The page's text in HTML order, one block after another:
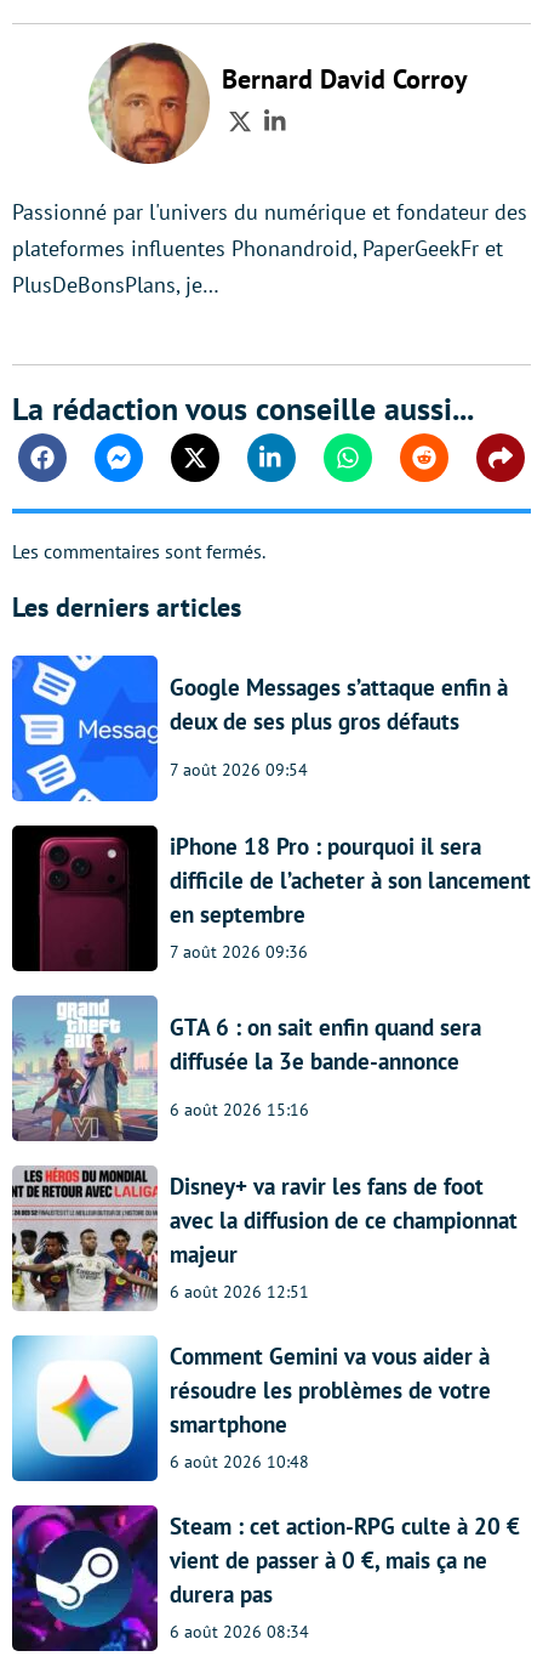
Bernard David Corroy
TwitterLinkedIn
Passionné par l'univers du numérique et fondateur des
plateformes influentes Phonandroid, PaperGeekFr et
PlusDeBonsPlans, je…
La rédaction vous conseille aussi...
FacebookMessengerTwitter Linkedin WhatsappReddit
Les commentaires sont fermés.
Les derniers articles
Google Messages s’attaque enfin à
deux de ses plus gros défauts
7 août 2026 09:54
iPhone 18 Pro : pourquoi il sera
difficile de l’acheter à son lancement
en septembre
7 août 2026 09:36
GTA 6 : on sait enfin quand sera
diffusée la 3e bande-annonce
6 août 2026 15:16
Disney+ va ravir les fans de foot
avec la diffusion de ce championnat
majeur
6 août 2026 12:51
Comment Gemini va vous aider à
résoudre les problèmes de votre
smartphone
6 août 2026 10:48
Steam : cet action-RPG culte à 20 €
vient de passer à 0 €, mais ça ne
durera pas
6 août 2026 08:34